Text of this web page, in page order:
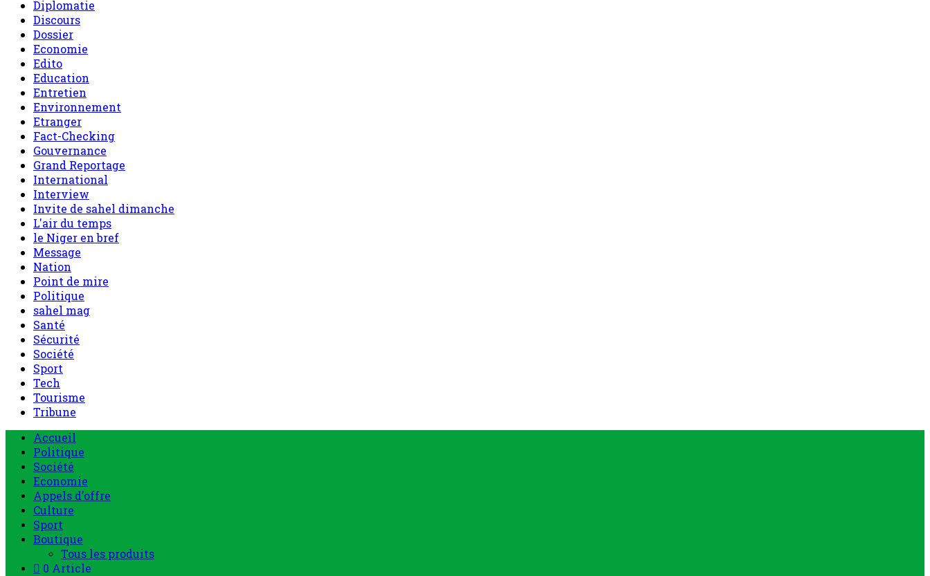
Diplomatie
Discours
Dossier
Economie
Edito
Education
Entretien
Environnement
Etranger
Fact-Checking
Gouvernance
Grand Reportage
International
Interview
Invite de sahel dimanche
L'air du temps
le Niger en bref
Message
Nation
Point de mire
Politique
sahel mag
Santé
Sécurité
Société
Sport
Tech
Tourisme
Tribune
Menu
principal
Accueil
Politique
Société
Economie
Appels d’offre
Culture
Sport
Boutique
Tous les produits
0 Article